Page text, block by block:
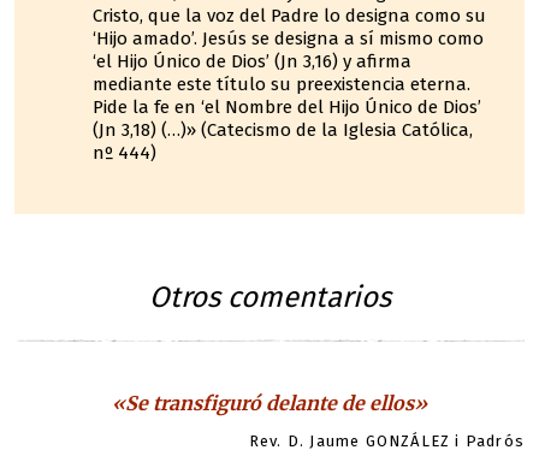
Cristo, que la voz del Padre lo designa como su
‘Hijo amado’. Jesús se designa a sí mismo como
‘el Hijo Único de Dios’ (Jn 3,16) y afirma
mediante este título su preexistencia eterna.
Pide la fe en ‘el Nombre del Hijo Único de Dios’
(Jn 3,18) (…)» (Catecismo de la Iglesia Católica,
nº 444)
Otros comentarios
«Se transfiguró delante de ellos»
Rev. D. Jaume GONZÁLEZ i Padrós